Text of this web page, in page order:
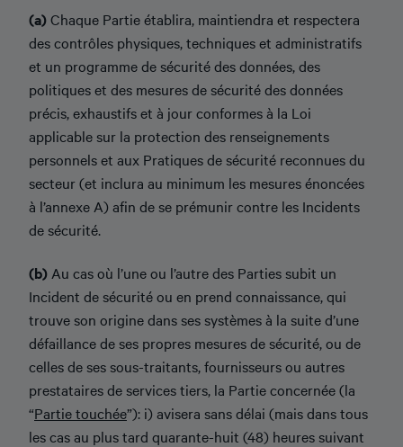
(a)Chaque Partie établira, maintiendra et respectera
des contrôles physiques, techniques et administratifs
et un programme de sécurité des données, des
politiques et des mesures de sécurité des données
précis, exhaustifs et à jour conformes à la Loi
applicable sur la protection des renseignements
personnels et aux Pratiques de sécurité reconnues du
secteur (et inclura au minimum les mesures énoncées
à l’annexe A) afin de se prémunir contre les Incidents
de sécurité.
(b) Au cas où l’une ou l’autre des Parties subit un
Incident de sécurité ou en prend connaissance, qui
trouve son origine dans ses systèmes à la suite d’une
défaillance de ses propres mesures de sécurité, ou de
celles de ses sous-traitants, fournisseurs ou autres
prestataires de services tiers, la Partie concernée (la
“Partie touchée”): i) avisera sans délai (mais dans tous
les cas au plus tard quarante-huit (48) heures suivant